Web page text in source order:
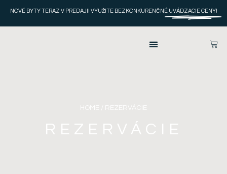
NOVÉ BYTY TERAZ V PREDAJI! VYUŽITE BEZKONKURENČNÉ UVÁDZACIE CENY!
HOME / REZERVÁCIE
REZERVÁCIE